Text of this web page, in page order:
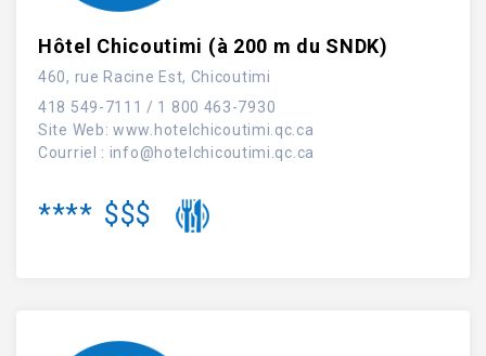
Hôtel Chicoutimi (à 200 m du SNDK)
460, rue Racine Est, Chicoutimi
418 549-7111 / 1 800 463-7930
Site Web: www.hotelchicoutimi.qc.ca
Courriel : info@hotelchicoutimi.qc.ca
**** $$$